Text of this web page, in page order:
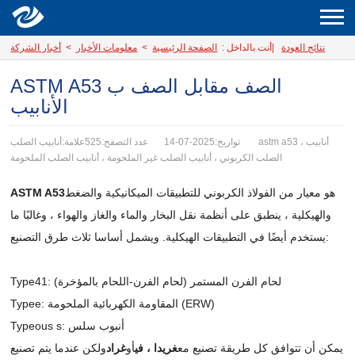
نتائج العودة| أنت بالداخل : الصفحة الرئيسية > معلومات الأخبار > أخبار الشركة
ASTM A53 الصف مقابل الصف ب
الأنابيب
تواريخ:2025-07-14 عدد التصفح:525
علامة:أنابيب الصلب astm a53 ، أنابيب
الصلب الكربوني ، أنابيب الصلب غير الملحومة ، أنابيب الصلب الملحومة
ASTM A53هو معيار من الفولاذ الكربوني للتطبيقات الميكانيكية والضغط
والهيكلية ، ينطبق على أنظمة نقل البخار والماء والغاز والهواء ، وغالبًا ما
يستخدم أيضًا في التطبيقات الهيكلية. ويشمل أساسا ثلاث طرق التصنيع:
Type41: لحام الفرن المستمر (لحام الفرن-اللحام بالمؤخرة)
Typee: المقاومة الكهربائية الملحومة (ERW)
Typeous s: أنبوب سلس
يمكن أن تتوافق كل طريقة تصنيع معغريدا ، فيأوغرادولكن عندما يتم تصنيع